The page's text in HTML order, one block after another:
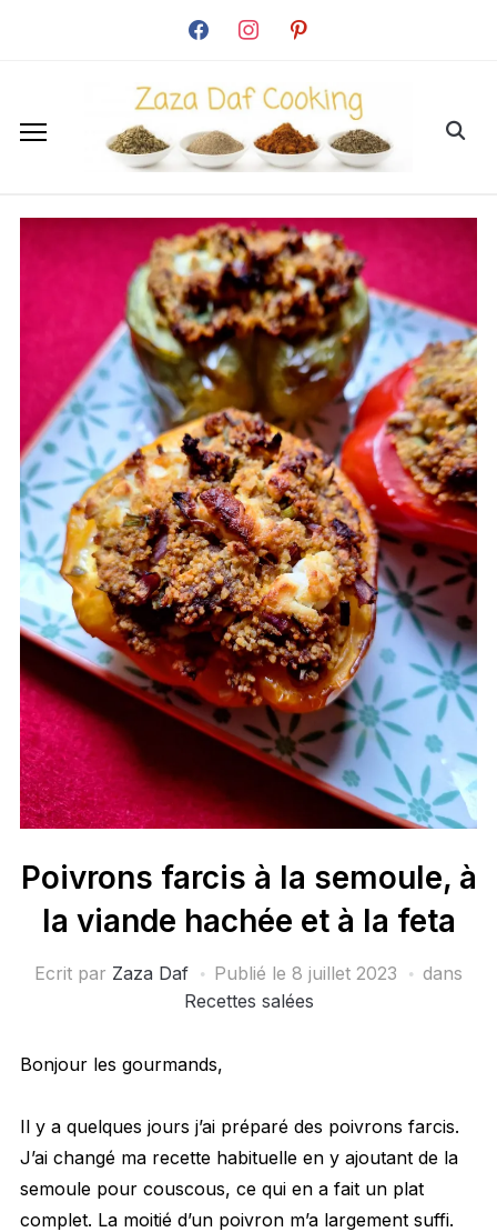
facebook instagrampinterest
Poivrons farcis à la semoule, à
la viande hachée et à la feta
Ecrit par Zaza Daf Publié le 8 juillet 2023
dans
Recettes salées
Bonjour les gourmands,
Il y a quelques jours j’ai préparé des poivrons farcis.
J’ai changé ma recette habituelle en y ajoutant de la
semoule pour couscous, ce qui en a fait un plat
complet. La moitié d’un poivron m’a largement suffi.